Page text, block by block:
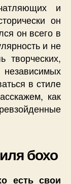
и
он
он всего в
и не
творческих,
в стиле
как
бохо
есть свои